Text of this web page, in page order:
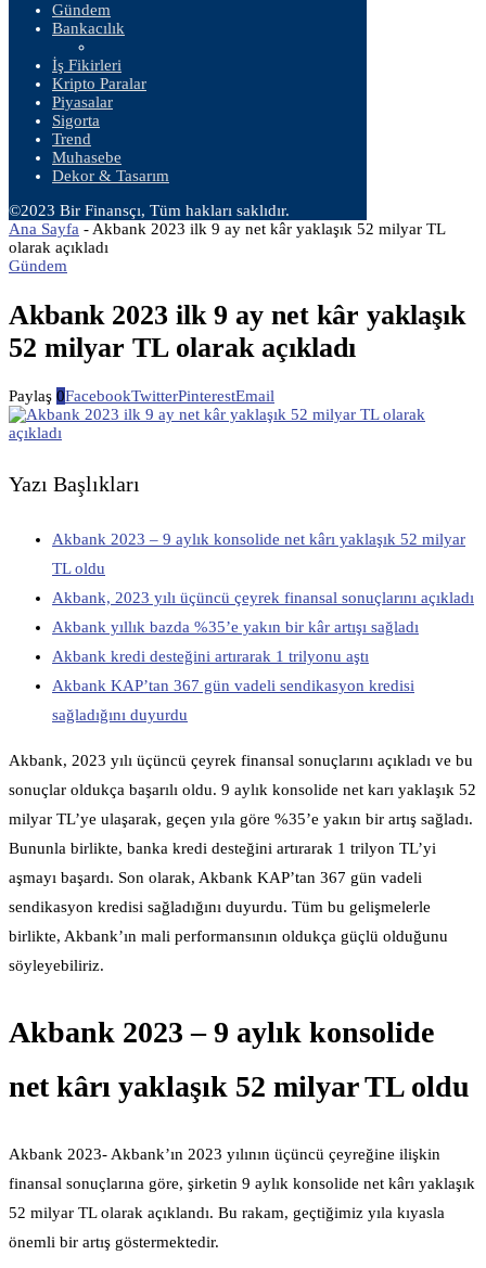
Gündem
Bankacılık
İş Fikirleri
Kripto Paralar
Piyasalar
Sigorta
Trend
Muhasebe
Dekor & Tasarım
©2023 Bir Finansçı, Tüm hakları saklıdır.
Ana Sayfa - Akbank 2023 ilk 9 ay net kâr yaklaşık 52 milyar TL
olarak açıkladı
Gündem
Akbank 2023 ilk 9 ay net kâr yaklaşık
52 milyar TL olarak açıkladı
Paylaş 0FacebookTwitterPinterestEmail
Yazı Başlıkları
Akbank 2023 – 9 aylık konsolide net kârı yaklaşık 52 milyar
TL oldu
Akbank, 2023 yılı üçüncü çeyrek finansal sonuçlarını açıkladı
Akbank yıllık bazda %35’e yakın bir kâr artışı sağladı
Akbank kredi desteğini artırarak 1 trilyonu aştı
Akbank KAP’tan 367 gün vadeli sendikasyon kredisi
sağladığını duyurdu
Akbank, 2023 yılı üçüncü çeyrek finansal sonuçlarını açıkladı ve bu
sonuçlar oldukça başarılı oldu. 9 aylık konsolide net karı yaklaşık 52
milyar TL’ye ulaşarak, geçen yıla göre %35’e yakın bir artış sağladı.
Bununla birlikte, banka kredi desteğini artırarak 1 trilyon TL’yi
aşmayı başardı. Son olarak, Akbank KAP’tan 367 gün vadeli
sendikasyon kredisi sağladığını duyurdu. Tüm bu gelişmelerle
birlikte, Akbank’ın mali performansının oldukça güçlü olduğunu
söyleyebiliriz.
Akbank 2023 – 9 aylık konsolide
net kârı yaklaşık 52 milyar TL oldu
Akbank 2023- Akbank’ın 2023 yılının üçüncü çeyreğine ilişkin
finansal sonuçlarına göre, şirketin 9 aylık konsolide net kârı yaklaşık
52 milyar TL olarak açıklandı. Bu rakam, geçtiğimiz yıla kıyasla
önemli bir artış göstermektedir.